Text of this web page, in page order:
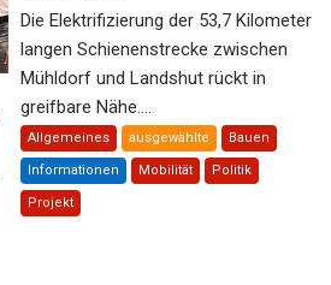
Die Elektrifizierung der 53,7 Kilometer
langen Schienenstrecke zwischen
Mühldorf und Landshut rückt in
greifbare Nähe....
Allgemeines ausgewählte Bauen
Informationen Mobilität Politik
Projekt